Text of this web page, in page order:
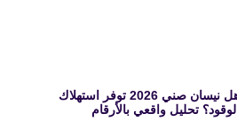
هل نيسان صني 2026 توفر استهلاك
الوقود؟ تحليل واقعي بالأرقام